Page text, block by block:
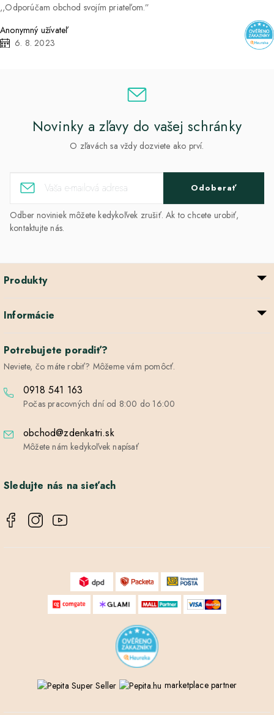
Odporúčam obchod svojím priateľom.
Anonymný užívateľ
6. 8. 2023
Novinky a zľavy do vašej schránky
O zľavách sa vždy dozviete ako prví.
Odoberať
Odber noviniek môžete kedykoľvek zrušiť. Ak to chcete urobiť,
kontaktujte nás.
Produkty
Informácie
Potrebujete poradiť?
Neviete, čo máte robiť? Môžeme vám pomôcť.
0918 541 163
Počas pracovných dní od 8:00 do 16:00
obchod@zdenkatri.sk
Môžete nám kedykoľvek napísať
Sledujte nás na sieťach
marketplace partner